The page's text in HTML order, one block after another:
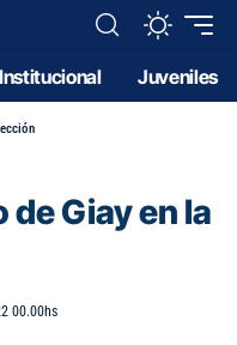
Institucional Juveniles
Giay en la
00.00hs